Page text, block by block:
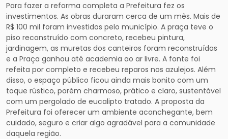
Para fazer a reforma completa a Prefeitura fez os
investimentos. As obras duraram cerca de um mês. Mais de
R$ 100 mil foram investidos pelo município. A praça teve o
piso reconstruído com concreto, recebeu pintura,
jardinagem, as muretas dos canteiros foram reconstruídas
e a Praça ganhou até academia ao ar livre. A fonte foi
refeita por completo e recebeu reparos nos azulejos. Além
disso, o espaço público ficou ainda mais bonito com um
toque rústico, porém charmoso, prático e claro, sustentável
com um pergolado de eucalipto tratado. A proposta da
Prefeitura foi oferecer um ambiente aconchegante, bem
cuidado, seguro e criar algo agradável para a comunidade
daquela região.